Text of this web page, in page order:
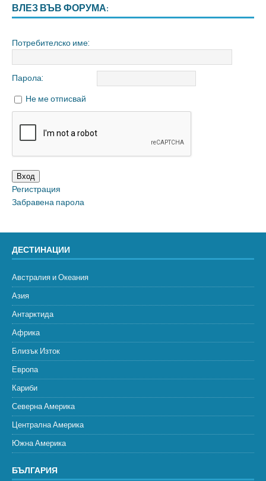
ВЛЕЗ ВЪВ ФОРУМА:
Потребителско име:
Парола:
Не ме отписвай
Вход
Регистрация
Забравена парола
ДЕСТИНАЦИИ
Австралия и Океания
Азия
Антарктида
Африка
Близък Изток
Европа
Кариби
Северна Америка
Централна Америка
Южна Америка
БЪЛГАРИЯ